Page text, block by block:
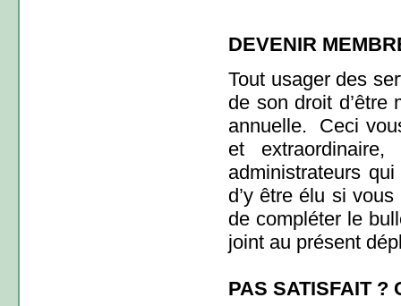
DEVENIR
Tout usager des
de son droit d’être
annuelle.
Ceci
et
administrateurs
d’y être élu si
de compléter le
joint au présent
PAS SATISFAIT ?